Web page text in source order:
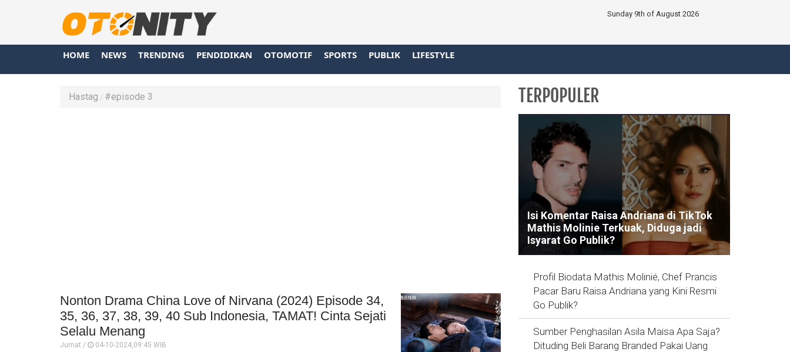
Sunday 9th of August 2026
HOME NEWS TRENDING PENDIDIKAN OTOMOTIF SPORTS PUBLIK LIFESTYLE
Hastag #episode 3
Nonton Drama China Love of Nirvana (2024) Episode 34,
35, 36, 37, 38, 39, 40 Sub Indonesia, TAMAT! Cinta Sejati
Selalu Menang
Jumat / 04-10-2024,09:45 WIB
TERPOPULER
Isi Komentar Raisa Andriana di TikTok
Mathis Molinie Terkuak, Diduga jadi
Isyarat Go Publik?
Profil Biodata Mathis Molinié, Chef Prancis
Pacar Baru Raisa Andriana yang Kini Resmi
Go Publik?
Sumber Penghasilan Asila Maisa Apa Saja?
Dituding Beli Barang Branded Pakai Uang